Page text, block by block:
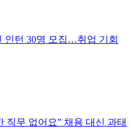
인턴 30명 모집…취업 기회
직무 없어요” 채용 대신 과태